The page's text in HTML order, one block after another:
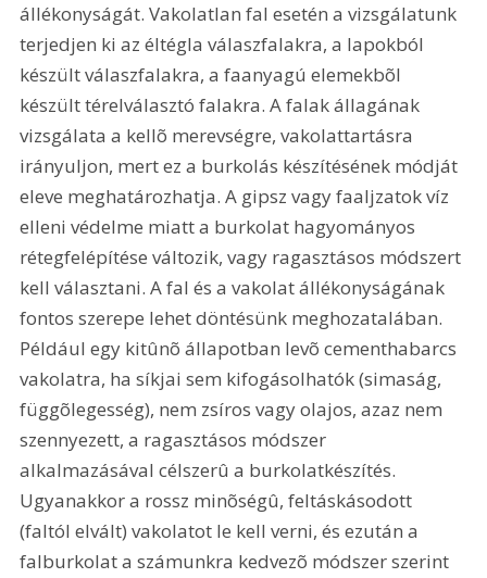
állékonyságát. Vakolatlan fal esetén a vizsgálatunk
terjedjen ki az éltégla válaszfalakra, a lapokból
készült válaszfalakra, a faanyagú elemekbõl
készült térelválasztó falakra. A falak állagának
vizsgálata a kellõ merevségre, vakolattartásra
irányuljon, mert ez a burkolás készítésének módját
eleve meghatározhatja. A gipsz vagy faaljzatok víz
elleni védelme miatt a burkolat hagyományos
rétegfelépítése változik, vagy ragasztásos módszert
kell választani. A fal és a vakolat állékonyságának
fontos szerepe lehet döntésünk meghozatalában.
Például egy kitûnõ állapotban levõ cementhabarcs
vakolatra, ha síkjai sem kifogásolhatók (simaság,
függõlegesség), nem zsíros vagy olajos, azaz nem
szennyezett, a ragasztásos módszer
alkalmazásával célszerû a burkolatkészítés.
Ugyanakkor a rossz minõségû, feltáskásodott
(faltól elvált) vakolatot le kell verni, és ezután a
falburkolat a számunkra kedvezõ módszer szerint